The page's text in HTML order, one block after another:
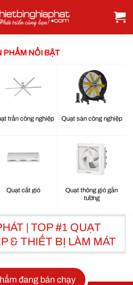
PHẨM NỔI BẬT
sàn công nghiệp
Quạt thông gió gắn
Quạt treo tường công
Quạt đứng công
nghiệp
| TOP #1 QUẠT
& THIẾT BỊ LÀM MÁT
đang bán chạy